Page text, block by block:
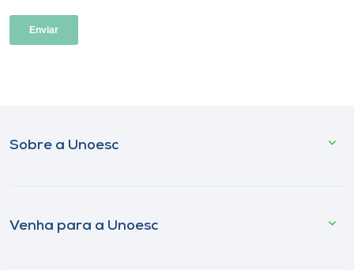
Sobre a Unoesc
Venha para a Unoesc